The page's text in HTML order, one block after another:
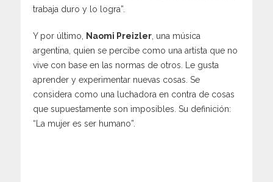
trabaja duro y lo logra”.
Y por último, Naomi Preizler , una música
argentina, quien se percibe como una artista que no
vive con base en las normas de otros. Le gusta
aprender y experimentar nuevas cosas. Se
considera como una luchadora en contra de cosas
que supuestamente son imposibles. Su definición:
“La mujer es ser humano”.